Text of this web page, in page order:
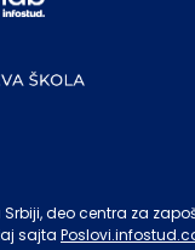
deo centra za
sajta